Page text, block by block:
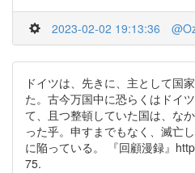
2023-02-02 19:13:36
ドイツは、先きに、主として国
た。古今万国中に恐らくはドイ
て、且つ整頓していた国は、な
った乎。申すまでもなく、滅亡
に陥っている。 『回顧漫録』
75.